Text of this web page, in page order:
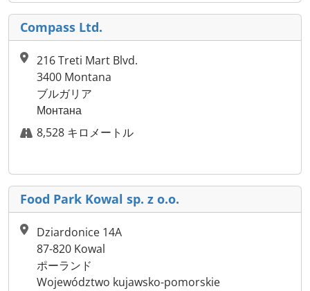
Compass Ltd.
216 Treti Mart Blvd.
3400 Montana
ブルガリア
Монтана
8,528 キロメートル
Food Park Kowal sp. z o.o.
Dziardonice 14A
87-820 Kowal
ポーランド
Województwo kujawsko-pomorskie